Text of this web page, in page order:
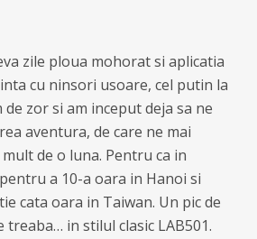
zile ploua mohorat si aplicatia
cu ninsori usoare, cel putin la
zor si am inceput deja sa ne
aventura, de care ne mai
de o luna. Pentru ca in
a 10-a oara in Hanoi si
cata oara in Taiwan. Un pic de
treaba… in stilul clasic LAB501.